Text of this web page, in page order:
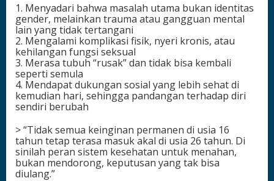
1. Menyadari bahwa masalah utama bukan identitas
gender, melainkan trauma atau gangguan mental
lain yang tidak tertangani
2. Mengalami komplikasi fisik, nyeri kronis, atau
kehilangan fungsi seksual
3. Merasa tubuh “rusak” dan tidak bisa kembali
seperti semula
4. Mendapat dukungan sosial yang lebih sehat di
kemudian hari, sehingga pandangan terhadap diri
sendiri berubah
> “Tidak semua keinginan permanen di usia 16
tahun tetap terasa masuk akal di usia 26 tahun. Di
sinilah peran sistem kesehatan untuk menahan,
bukan mendorong, keputusan yang tak bisa
diulang.”